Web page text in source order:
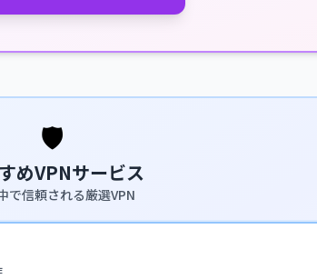
🛡️
めVPNサービス
で信頼される厳選VPN